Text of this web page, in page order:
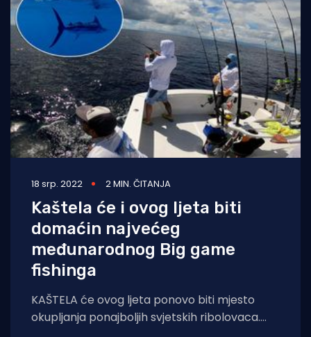
18 srp. 2022 2 MIN. ČITANJA
Kaštela će i ovog ljeta biti
domaćin najvećeg
međunarodnog Big game
fishinga
KAŠTELA će ovog ljeta ponovo biti mjesto
okupljanja ponajboljih svjetskih ribolovaca.